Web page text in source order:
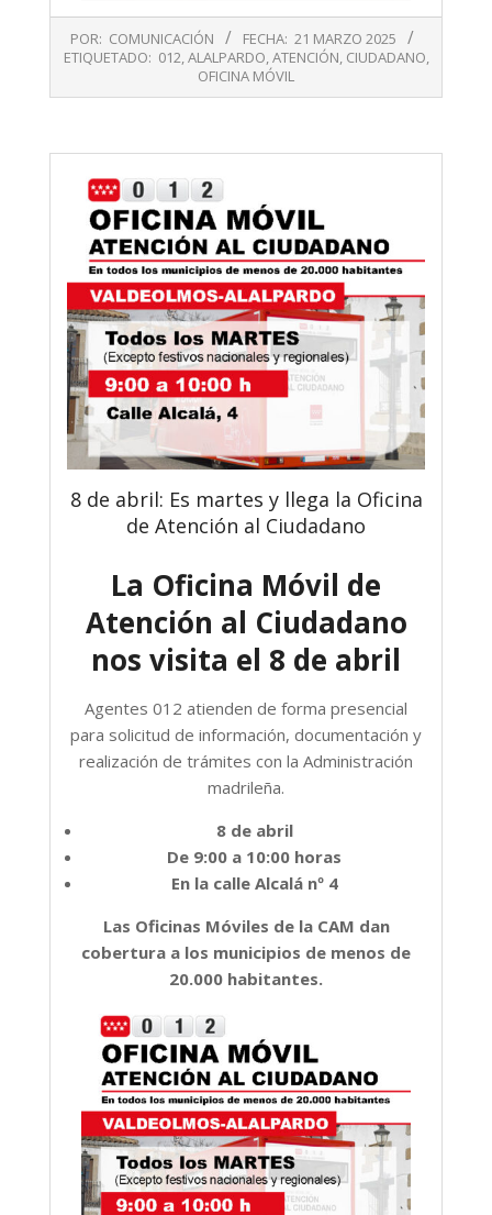
03-
POR: COMUNICACIÓN FECHA: 21 MARZO 2025
ETIQUETADO: 012,ALALPARDO,ATENCIÓN, CIUDADANO,
OFICINA MÓVIL
8 de abril: Es martes y llega la Oficina
de Atención al Ciudadano
La Oficina Móvil de
Atención al Ciudadano
nos visita el 8 de abril
Agentes 012 atienden de forma presencial
para solicitud de información, documentación y
realización de trámites con la Administración
madrileña.
8 de abril
De 9:00 a 10:00 horas
En la calle Alcalá nº 4
Las Oficinas Móviles de la CAM dan
cobertura a los municipios de menos de
20.000 habitantes.